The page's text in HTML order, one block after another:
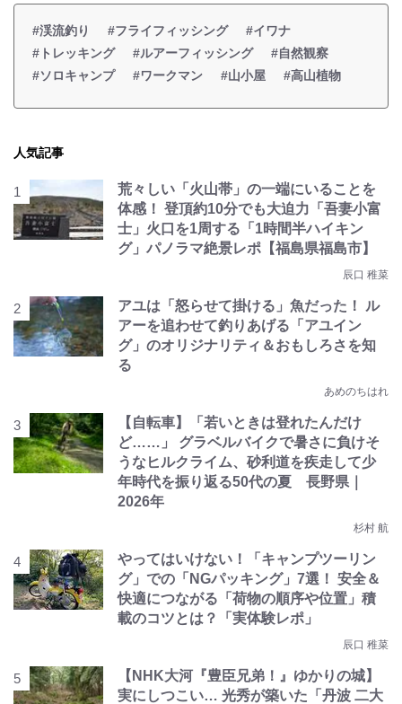
#渓流釣り #フライフィッシング
#イワナ
#トレッキング
#ルアーフィッシング
#自然観察
#ソロキャンプ
#ワークマン #山小屋 #高山植物
人気記事
荒々しい「火山帯」の一端にいることを
体感！ 登頂約10分でも大迫力「吾妻小富
士」火口を1周する「1時間半ハイキン
グ」パノラマ絶景レポ【福島県福島市】
辰口 稚菜
アユは「怒らせて掛ける」魚だった！ ル
アーを追わせて釣りあげる「アユイン
グ」のオリジナリティ＆おもしろさを知
る
あめのちはれ
【自転車】「若いときは登れたんだけ
ど……」 グラベルバイクで暑さに負けそ
うなヒルクライム、砂利道を疾走して少
年時代を振り返る50代の夏 長野県｜
2026年
杉村 航
やってはいけない！「キャンプツーリン
グ」での「NGパッキング」7選！ 安全＆
快適につながる「荷物の順序や位置」積
載のコツとは？「実体験レポ」
辰口 稚菜
【NHK大河『豊臣兄弟！』ゆかりの城】
実にしつこい… 光秀が築いた「丹波 二大